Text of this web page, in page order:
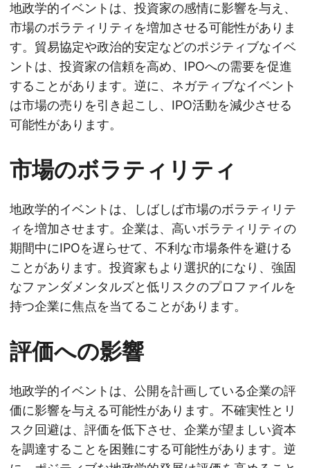
地政学的イベントは、投資家の感情に影響を与え、
市場のボラティリティを増加させる可能性がありま
す。貿易協定や政治的安定などのポジティブなイベ
ントは、投資家の信頼を高め、IPOへの需要を促進
することがあります。逆に、ネガティブなイベント
は市場の売りを引き起こし、IPO活動を減少させる
可能性があります。
市場のボラティリティ
地政学的イベントは、しばしば市場のボラティリテ
ィを増加させます。企業は、高いボラティリティの
期間中にIPOを遅らせて、不利な市場条件を避ける
ことがあります。投資家もより選択的になり、強固
なファンダメンタルズと低リスクのプロファイルを
持つ企業に焦点を当てることがあります。
評価への影響
地政学的イベントは、公開を計画している企業の評
価に影響を与える可能性があります。不確実性とリ
スク回避は、評価を低下させ、企業が望ましい資本
を調達することを困難にする可能性があります。逆